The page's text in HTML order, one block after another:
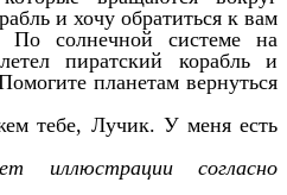
и хочу обратиться к вам
солнечной системе на
пиратский корабль и
планетам вернуться
тебе, Лучик. У меня есть
иллюстрации согласно